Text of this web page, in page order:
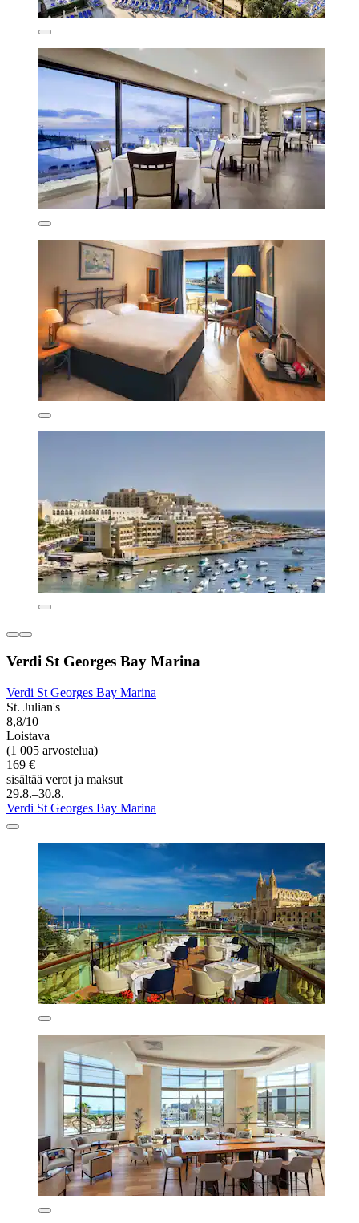
Verdi St Georges Bay Marina
Verdi St Georges Bay Marina
St. Julian's
8,8/10
Loistava
(1 005 arvostelua)
169 €
sisältää verot ja maksut
29.8.–30.8.
Verdi St Georges Bay Marina